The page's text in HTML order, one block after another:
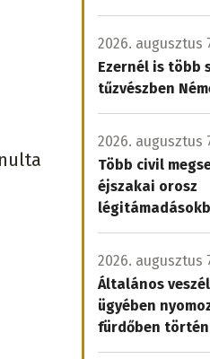
2026. augusztus
Ezernél is több
tűzvészben
2026. augusztus
Több civil
éjszakai orosz
2026. augusztus
Általános
ügyében
fürdőben